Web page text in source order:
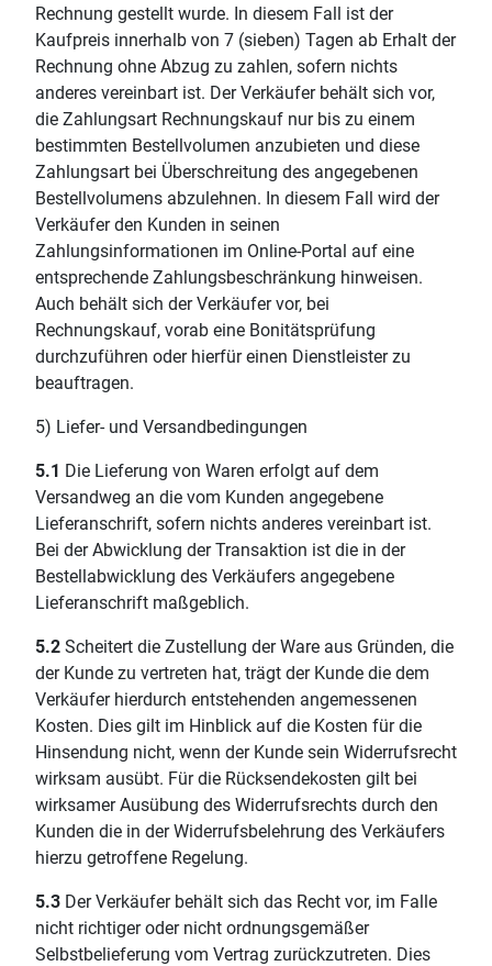
Rechnung gestellt wurde. In diesem Fall ist der
Kaufpreis innerhalb von 7 (sieben) Tagen ab Erhalt der
Rechnung ohne Abzug zu zahlen, sofern nichts
anderes vereinbart ist. Der Verkäufer behält sich vor,
die Zahlungsart Rechnungskauf nur bis zu einem
bestimmten Bestellvolumen anzubieten und diese
Zahlungsart bei Überschreitung des angegebenen
Bestellvolumens abzulehnen. In diesem Fall wird der
Verkäufer den Kunden in seinen
Zahlungsinformationen im Online-Portal auf eine
entsprechende Zahlungsbeschränkung hinweisen.
Auch behält sich der Verkäufer vor, bei
Rechnungskauf, vorab eine Bonitätsprüfung
durchzuführen oder hierfür einen Dienstleister zu
beauftragen.
5) Liefer- und Versandbedingungen
5.1 Die Lieferung von Waren erfolgt auf dem
Versandweg an die vom Kunden angegebene
Lieferanschrift, sofern nichts anderes vereinbart ist.
Bei der Abwicklung der Transaktion ist die in der
Bestellabwicklung des Verkäufers angegebene
Lieferanschrift maßgeblich.
5.2 Scheitert die Zustellung der Ware aus Gründen, die
der Kunde zu vertreten hat, trägt der Kunde die dem
Verkäufer hierdurch entstehenden angemessenen
Kosten. Dies gilt im Hinblick auf die Kosten für die
Hinsendung nicht, wenn der Kunde sein Widerrufsrecht
wirksam ausübt. Für die Rücksendekosten gilt bei
wirksamer Ausübung des Widerrufsrechts durch den
Kunden die in der Widerrufsbelehrung des Verkäufers
hierzu getroffene Regelung.
5.3 Der Verkäufer behält sich das Recht vor, im Falle
nicht richtiger oder nicht ordnungsgemäßer
Selbstbelieferung vom Vertrag zurückzutreten. Dies